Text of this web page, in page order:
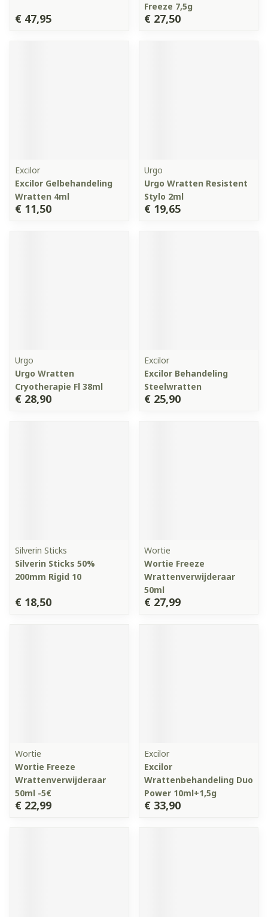
€ 47,95
Freeze 7,5g
€ 27,50
Excilor
Excilor Gelbehandeling
Wratten 4ml
€ 11,50
Urgo
Urgo Wratten Resistent
Stylo 2ml
€ 19,65
Urgo
Urgo Wratten
Cryotherapie Fl 38ml
€ 28,90
Excilor
Excilor Behandeling
Steelwratten
€ 25,90
Silverin Sticks
Silverin Sticks 50%
200mm Rigid 10
€ 18,50
Wortie
Wortie Freeze
Wrattenverwijderaar
50ml
€ 27,99
Wortie
Wortie Freeze
Wrattenverwijderaar
50ml -5€
€ 22,99
Excilor
Excilor
Wrattenbehandeling Duo
Power 10ml+1,5g
€ 33,90